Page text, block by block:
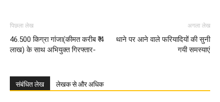
पिछला लेख
46.500 किग्रा गांजा(कीमत करीब ₹ 4
लाख) के साथ अभियुक्त गिरफ्तार-
अगला लेख
थाने पर आने वाले फरियादियों की सुनी
गयी समस्याएं
संबंधित लेख लेखक से और अधिक